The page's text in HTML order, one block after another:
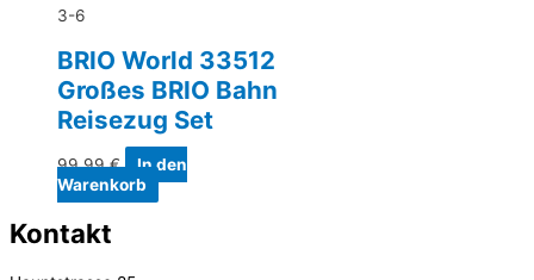
3-6
BRIO World 33512
Großes BRIO Bahn
Reisezug Set
99,99€
In den
Warenkorb
Kontakt